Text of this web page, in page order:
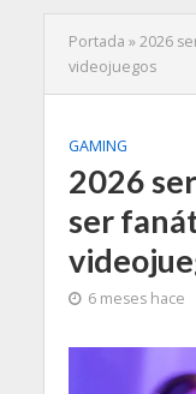
Portada »2026
videojuegos
GAMING
2026
ser
6 meses hace